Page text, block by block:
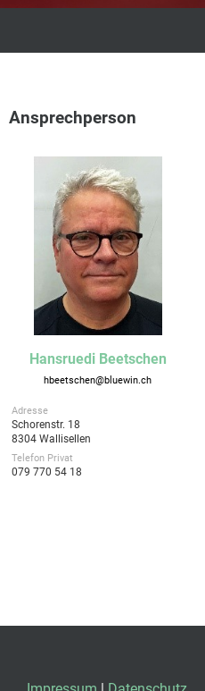
Ansprechperson
Hansruedi Beetschen
hbeetschen@bluewin.ch
Adresse
Schorenstr. 18
8304 Wallisellen
Telefon Privat
079 770 54 18